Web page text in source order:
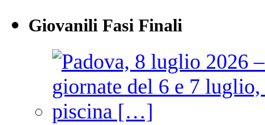
Giovanili Fasi Finali